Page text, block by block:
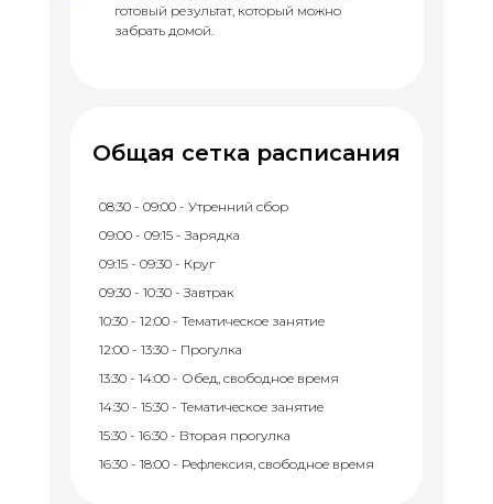
08:30 - 09:00 - Утренний сбор
09:00 - 09:15 - Зарядка
09:15 - 09:30 - Круг
09:30 - 10:30 - Завтрак
10:30 - 12:00 - Тематическое занятие
12:00 - 13:30 - Прогулка
13:30 - 14:00 - Обед, свободное время
14:30 - 15:30 - Тематическое занятие
15:30 - 16:30 - Вторая прогулка
16:30 - 18:00 - Рефлексия, свободное время
Общая сетка расписания
готовый результат, который можно
забрать домой.